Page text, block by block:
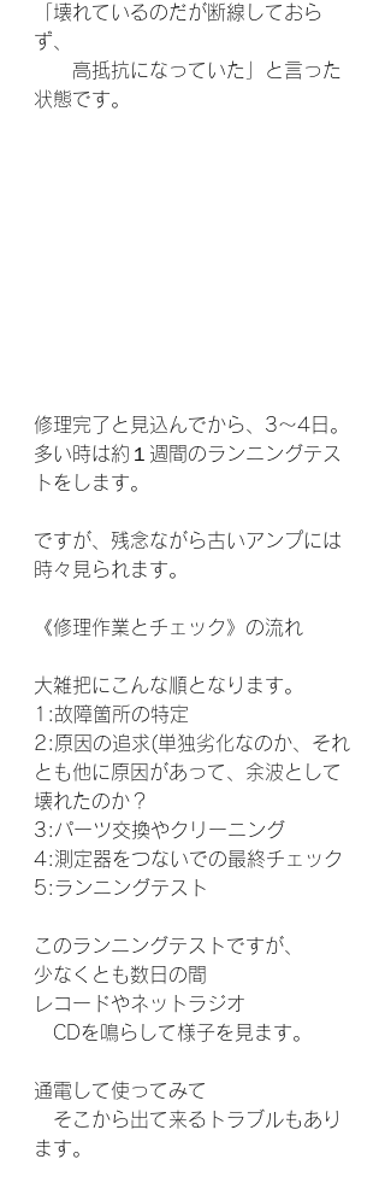
「壊れているのだが断線しておら
ず、
高抵抗になっていた」と言った
状態です。
修理完了と見込んでから、3〜4日。
多い時は約１週間のランニングテス
トをします。
ですが、残念ながら古いアンプには
時々見られます。
《修理作業とチェック》の流れ
大雑把にこんな順となります。
1:故障箇所の特定
2:原因の追求(単独劣化なのか、それ
とも他に原因があって、余波として
壊れたのか？
3:パーツ交換やクリーニング
4:測定器をつないでの最終チェック
5:ランニングテスト
このランニングテストですが、
少なくとも数日の間
レコードやネットラジオ
CDを鳴らして様子を見ます。
通電して使ってみて
そこから出て来るトラブルもあり
ます。